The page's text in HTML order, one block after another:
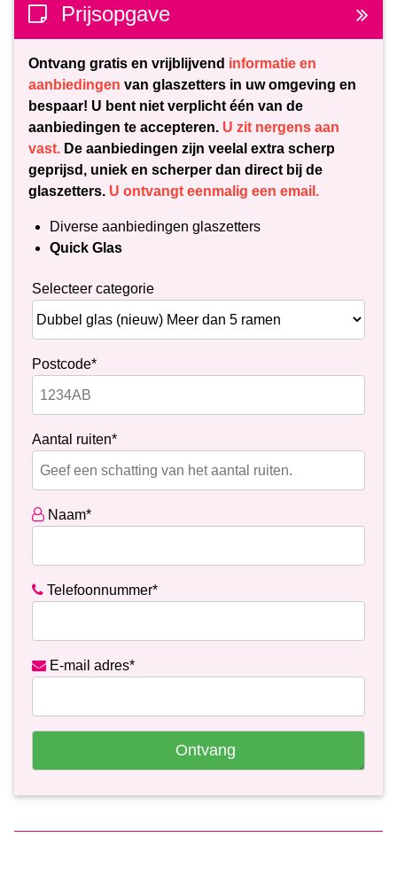
Prijsopgave
Ontvang gratis en vrijblijvend informatie en
aanbiedingen van glaszetters in uw omgeving en
bespaar! U bent niet verplicht één van de
aanbiedingen te accepteren. U zit nergens aan
vast. De aanbiedingen zijn veelal extra scherp
geprijsd, uniek en scherper dan direct bij de
glaszetters. U ontvangt eenmalig een email.
Diverse aanbiedingen glaszetters
Quick Glas
Selecteer categorie
Postcode*
Aantal ruiten*
Naam*
Telefoonnummer*
E-mail adres*
Ontvang